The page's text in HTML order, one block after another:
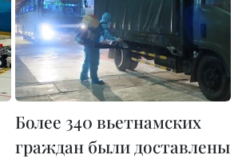
Более 340 вьетнамских
граждан были доставлены